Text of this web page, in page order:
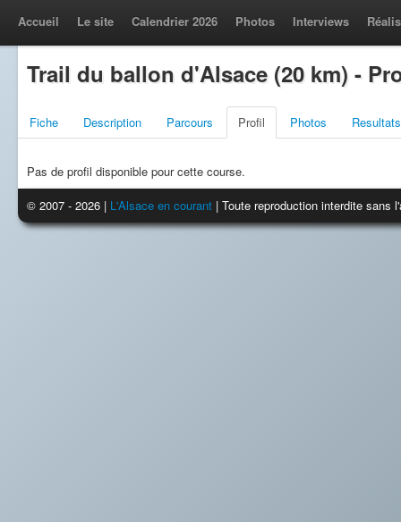
Accueil Le site Calendrier 2026 Photos Interviews
Trail du ballon d'Alsace (20 km) -
Fiche Description Parcours Profil Photos Resultats
Pas de profil disponible pour cette course.
© 2007 - 2026 | L'Alsace en courant | Toute reproduction interdite sans